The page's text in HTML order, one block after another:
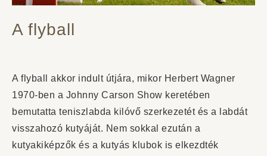
A flyball
A flyball akkor indult útjára, mikor Herbert Wagner
1970-ben a Johnny Carson Show keretében
bemutatta teniszlabda kilóvő szerkezetét és a labdát
visszahozó kutyáját. Nem sokkal ezután a
kutyakiképzők és a kutyás klubok is elkezdték